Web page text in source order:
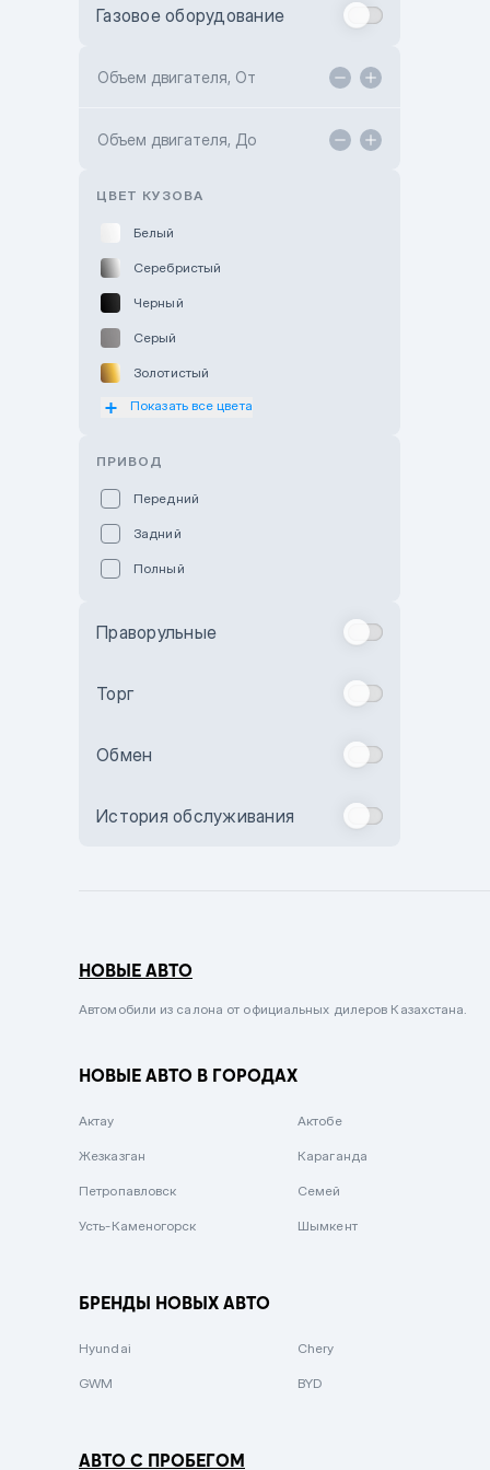
Toyota Kokshetau
Hyundai ShymCity
Газовое оборудование
Объем двигателя, От
Объем двигателя, До
ЦВЕТ КУЗОВА
Белый
Серебристый
Черный
Серый
Золотистый
Оранжевый
Бежевый
Комбинированный
Сиреневый металлик
Вишневый
Зеленый металлик
Показать все цвета
ПРИВОД
Передний
Задний
Полный
Праворульные
Торг
Обмен
История обслуживания
НОВЫЕ АВТО
Автомобили из салона от официальных дилеров Казахстана.
НОВЫЕ АВТО В ГОРОДАХ
Актау Актобе
Жезказган Караганда
Петропавловск Семей
Усть-Каменогорск Шымкент
БРЕНДЫ НОВЫХ АВТО
Hyundai Chery
GWM BYD
АВТО С ПРОБЕГОМ